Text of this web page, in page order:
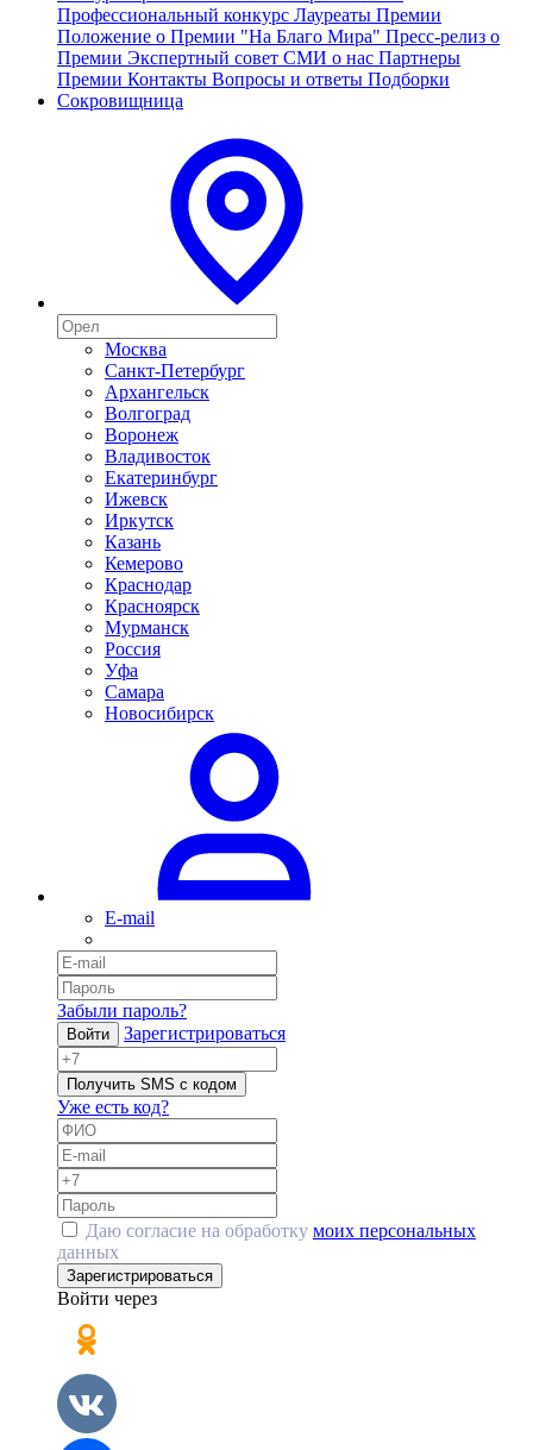
Профессиональный конкурс Лауреаты Премии
Положение о Премии "На Благо Мира" Пресс-релиз о
Премии Экспертный совет СМИ о нас Партнеры
Премии Контакты Вопросы и ответы Подборки
Сокровищница
Москва
Санкт-Петербург
Архангельск
Волгоград
Воронеж
Владивосток
Екатеринбург
Ижевск
Иркутск
Казань
Кемерово
Краснодар
Красноярск
Мурманск
Россия
Уфа
Самара
Новосибирск
E-mail
Забыли пароль?
Войти Зарегистрироваться
Получить SMS с кодом
Уже есть код?
Даю согласие на обработку моих персональных
данных
Зарегистрироваться
Войти через